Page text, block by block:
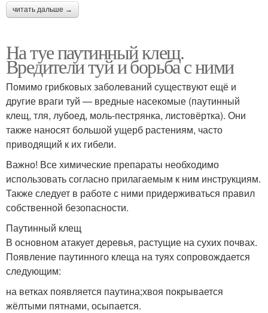
читать дальше →
На туе паутинный клещ.
Вредители туй и борьба с ними
Помимо грибковых заболеваний существуют ещё и
другие враги туй — вредные насекомые (паутинный
клещ, тля, лубоед, моль-пестрянка, листовёртка). Они
также наносят большой ущерб растениям, часто
приводящий к их гибели.
Важно! Все химические препараты необходимо
использовать согласно прилагаемым к ним инструкциям.
Также следует в работе с ними придерживаться правил
собственной безопасности.
Паутинный клещ
В основном атакует деревья, растущие на сухих почвах.
Появление паутинного клеща на туях сопровождается
следующим:
на ветках появляется паутина;хвоя покрывается
жёлтыми пятнами, осыпается.